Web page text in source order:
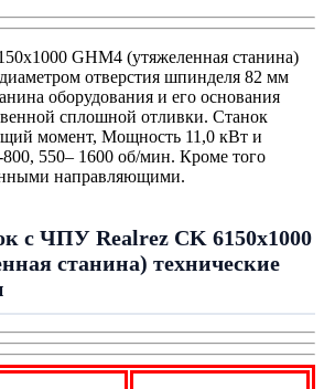
GHM4 (утяжеленная станина)
отверстия шпинделя 82 мм
оборудования и его основания
сплошной отливки. Станок
момент, Мощность 11,0 кВт и
800, 550– 1600 об/мин. Кроме того
направляющими.
с ЧПУ Realrez CK 6150х1000
станина) технические